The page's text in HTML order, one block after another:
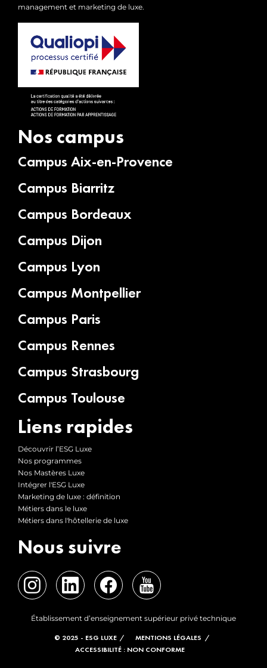
management et marketing de luxe.
Nos campus
Campus Aix-en-Provence
Campus Biarritz
Campus Bordeaux
Campus Dijon
Campus Lyon
Campus Montpellier
Campus Paris
Campus Rennes
Campus Strasbourg
Campus Toulouse
Liens rapides
Découvrir l’ESG Luxe
Nos programmes
Nos Mastères Luxe
Intégrer l'ESG Luxe
Marketing de luxe : définition
Métiers dans le luxe
Métiers dans l'hôtellerie de luxe
Nous suivre
Établissement d’enseignement supérieur privé technique
© 2025 - ESG LUXE
MENTIONS LÉGALES
ACCESSIBILITÉ : NON CONFORME